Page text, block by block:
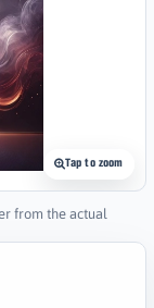
Tap to zoom
from the actual